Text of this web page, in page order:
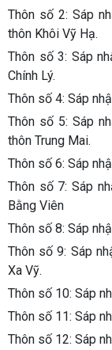
Thôn số 2: Sáp
thôn Khôi Vỹ Hạ.
Thôn số 3: Sáp
Chính Lý.
Thôn số 4: Sáp
Thôn số 5: Sáp
thôn Trung Mai.
Thôn số 6: Sáp
Thôn số 7: Sáp
Bằng Viên
Thôn số 8: Sáp
Thôn số 9: Sáp
Xa Vỹ.
Thôn số 10: Sáp
Thôn số 11: Sáp
Thôn số 12: Sáp